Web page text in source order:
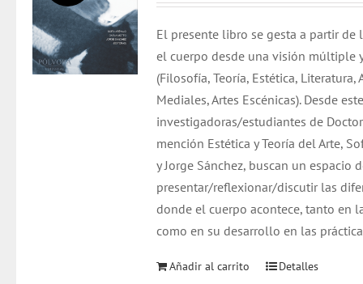
era:
$ 6.000.
es:
$ 4.000.
El presente libro se gesta a partir de
el cuerpo desde una visión múltiple
(Filosofía, Teoría, Estética, Literatura,
Mediales, Artes Escénicas). Desde
investigadoras/estudiantes de
mención Estética y Teoría del Arte,
y Jorge Sánchez, buscan un espacio
presentar/reflexionar/discutir las
donde el cuerpo acontece, tanto en
como en su desarrollo en las
Añadir al carrito Detalles